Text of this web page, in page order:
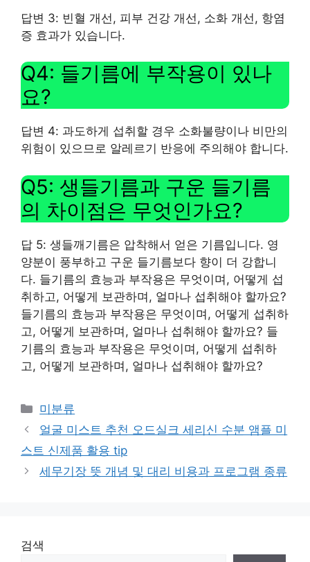
답변 3: 빈혈 개선, 피부 건강 개선, 소화 개선, 항염
증 효과가 있습니다.
Q4: 들기름에 부작용이 있나
요?
답변 4: 과도하게 섭취할 경우 소화불량이나 비만의
위험이 있으므로 알레르기 반응에 주의해야 합니다.
Q5: 생들기름과 구운 들기름
의 차이점은 무엇인가요?
답 5: 생들깨기름은 압착해서 얻은 기름입니다. 영
양분이 풍부하고 구운 들기름보다 향이 더 강합니
다. 들기름의 효능과 부작용은 무엇이며, 어떻게 섭
취하고, 어떻게 보관하며, 얼마나 섭취해야 할까요?
들기름의 효능과 부작용은 무엇이며, 어떻게 섭취하
고, 어떻게 보관하며, 얼마나 섭취해야 할까요? 들
기름의 효능과 부작용은 무엇이며, 어떻게 섭취하
고, 어떻게 보관하며, 얼마나 섭취해야 할까요?
Categories
미분류
얼굴 미스트 추천 오드실크 세리신 수분 앰플 미
스트 신제품 활용 tip
세무기장 뜻 개념 및 대리 비용과 프로그램 종류
검색